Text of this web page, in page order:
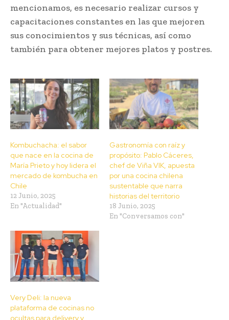
mencionamos, es necesario realizar cursos y
capacitaciones constantes en las que mejoren
sus conocimientos y sus técnicas, así como
también para obtener mejores platos y postres.
Kombuchacha: el sabor
que nace en la cocina de
María Prieto y hoy lidera el
mercado de kombucha en
Chile
12 Junio, 2025
En "Actualidad"
Gastronomía con raíz y
propósito: Pablo Cáceres,
chef de Viña VIK, apuesta
por una cocina chilena
sustentable que narra
historias del territorio
18 Junio, 2025
En "Conversamos con"
Very Deli: la nueva
plataforma de cocinas no
ocultas para delivery y